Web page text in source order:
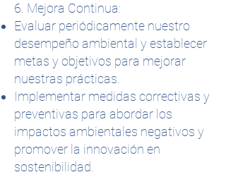
6. Mejora Continua:
Evaluar periódicamente nuestro
desempeño ambiental y establecer
metas y objetivos para mejorar
nuestras prácticas.
Implementar medidas correctivas y
preventivas para abordar los
impactos ambientales negativos y
promover la innovación en
sostenibilidad.